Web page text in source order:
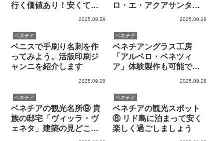
行く価値あり！安くて旨
2025.09.28
ロ・エ・アクアサンタ」
2025.09.28
ベネチア
ベニスで手刷り名刺を作
ってみよう。活版印刷ジ
ャンニを紹介します
2025.09.28
ベネチア
ベネチアングラス工房
「アルベロ・ベネツィ
ア」体験製作も可能です
2025.09.28
ベネチア
ベネチアの観光名所⑨ 貴
族の邸宅「ヴィッラ・ヴ
ェネタ」建築の見どころ
ベネチア
ベネチアの観光スポット
⑧ リド島に泊まって安く
楽しく過ごしましょう